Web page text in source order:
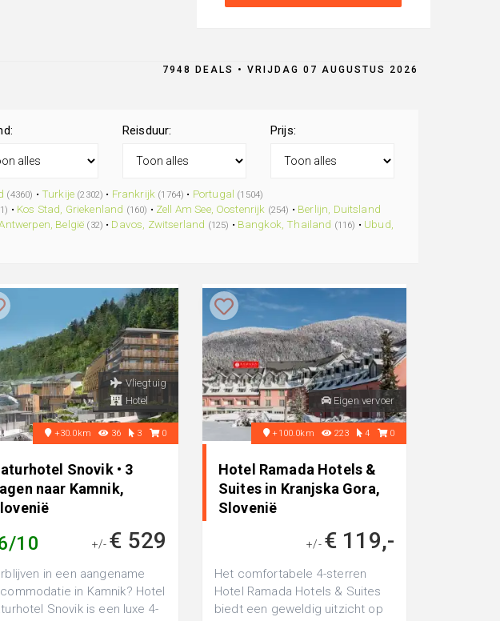
7948 DEALS • VRIJDAG 07 AUGUSTUS 2026
Reisduur: Prijs:
(4360) • Turkije (2302) • Frankrijk (1764) • Portugal (1504)
• Kos Stad, Griekenland (160) • Zell Am See, Oostenrijk (254) • Berlijn, Duitsland
België (32) • Davos, Zwitserland (125) • Bangkok, Thailand (116) • Ubud,
Vliegtuig
Hotel
+30.0km 36 3 0
Snovik • 3
naar Kamnik,
10 +/- € 529
in een aangename
in Kamnik? Hotel
Snovik is een luxe 4-
Eigen vervoer
+100.0km 223 4 0
Hotel Ramada Hotels &
Suites in Kranjska Gora,
Slovenië
+/- € 119,-
Het comfortabele 4-sterren
Hotel Ramada Hotels & Suites
biedt een geweldig uitzicht op